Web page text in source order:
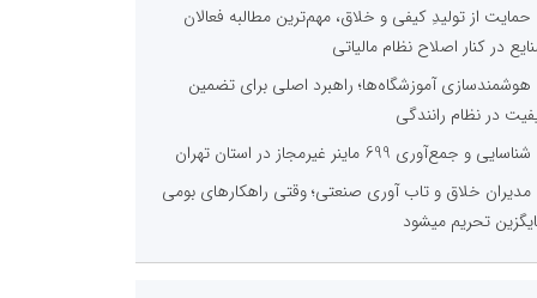
حمایت از تولیدِ کیفی و خلاق، مهم‌ترین مطالبه فعالان
در کنار اصلاح نظام مالیاتی
هوشمندسازی آموزشگاه‌ها؛ راهبرد اصلی برای تضمین
در نظام رانندگی
شناسایی و جمع‌آوری 699 ماینر غیرمجاز در استان تهران
مدیران خلاق و تاب آوری صنعتی؛ وقتی راهکارهای بومی
تحریم میشود